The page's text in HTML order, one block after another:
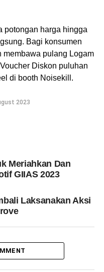
potongan harga hingga
Bagi konsumen
membawa pulang Logam
Diskon puluhan
di booth Noisekill.
2023
Meriahkan Dan
GIIAS 2023
Laksanakan Aksi